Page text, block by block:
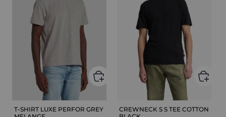
T-SHIRT LUXE PERFOR GREY
CREWNECK S S TEE COTTON